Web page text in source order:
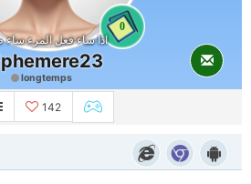
0
اذا ساء فعل المرء ساء
longtemps
142